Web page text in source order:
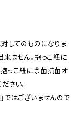
してのものになりま
来ません。抱っこ紐に
っこ紐に除菌抗菌オ
さい。
はございませんので